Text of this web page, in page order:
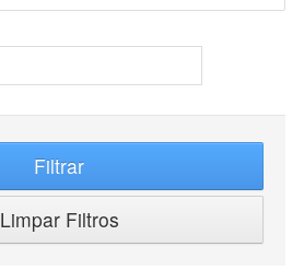
Filtrar
Limpar Filtros